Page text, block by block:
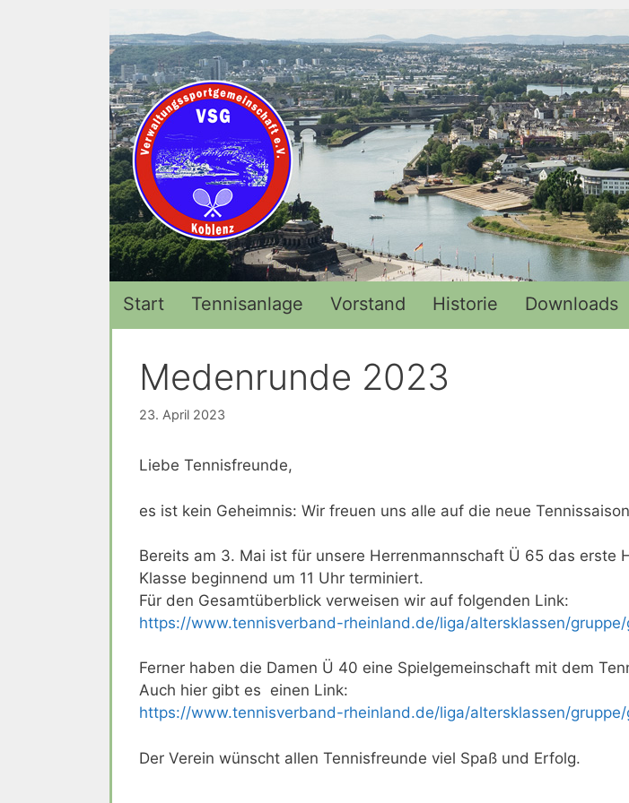
Start Tennisanlage Vorstand Historie Downloads
Medenrunde 2023
23. April 2023
Liebe Tennisfreunde,
es ist kein Geheimnis: Wir freuen uns alle auf die neue
Bereits am 3. Mai ist für unsere Herrenmannschaft Ü 65 das erste
Klasse beginnend um 11 Uhr terminiert.
Für den Gesamtüberblick verweisen wir auf folgenden Link:
https://www.tennisverband-rheinland.de/liga/altersklassen/
Ferner haben die Damen Ü 40 eine Spielgemeinschaft mit dem
Auch hier gibt es einen Link:
https://www.tennisverband-rheinland.de/liga/altersklassen/
Der Verein wünscht allen Tennisfreunde viel Spaß und Erfolg.